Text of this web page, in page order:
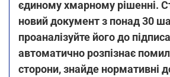
єдиному хмарному рішенні.
новий документ з понад 30
проаналізуйте його до
автоматично розпізнає
сторони, знайде нормативні